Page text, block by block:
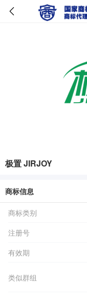
极置 JIRJOY
商标信息
商标类别
注册号
有效期
类似群组